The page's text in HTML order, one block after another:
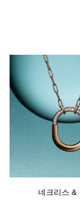
네크리스 &